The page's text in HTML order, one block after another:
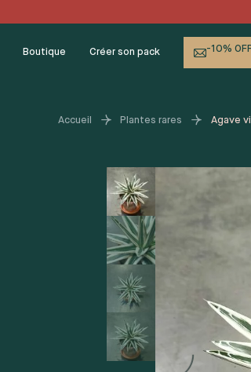
to
Boutique Créer son pack -10%
Accueil Plantes rares Agave